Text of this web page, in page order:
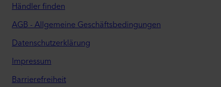
Art. 6 Abs. 1 lit. b DSGVO bei der Verarbeitung zur
zum Abschluss eines Vertrags.
Händler finden
AGB - Allgemeine Geschäftsbedingungen
Datenschutzerklärung
Impressum
Barrierefreiheit